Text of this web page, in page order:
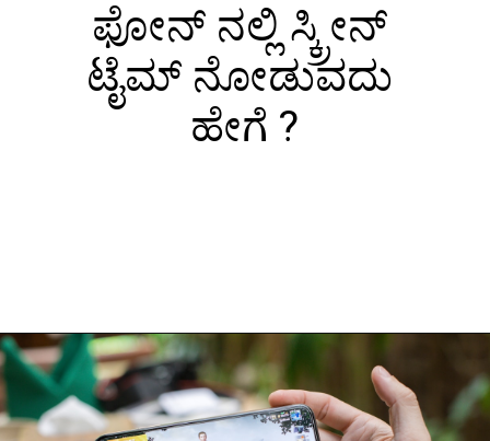
ಫೋನ್ ನಲ್ಲಿ ಸ್ಕ್ರೀನ್
ಟೈಮ್ ನೋಡುವದು
ಹೇಗೆ ?